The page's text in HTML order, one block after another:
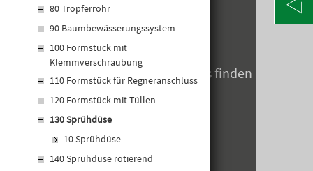
80 Tropferrohr
90 Baumbewässerungssystem
100 Formstück mit
Klemmverschraubung
110 Formstück für Regneranschluss
120 Formstück mit Tüllen
130 Sprühdüse
10 Sprühdüse
140 Sprühdüse rotierend
MO-DO:
06:30 - 17:00 Uhr
06:30 - 14:00 Uhr
geschlossen
Öffnungszeiten zum Jahreswechsels finden
Sie hier